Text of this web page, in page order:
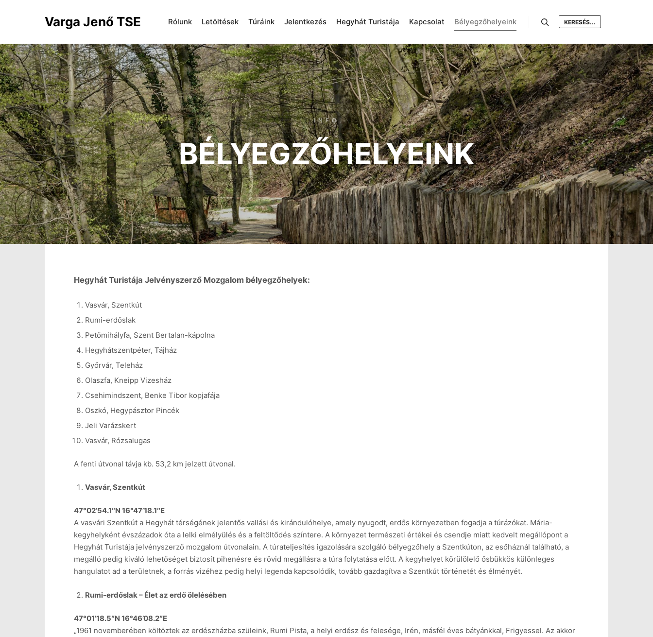
Varga Jenő TSE Rólunk Letöltések Túráink Jelentkezés Hegyhát Turistája Kapcsolat Bélyegzőhelyeink KERESÉS...
INFO
BÉLYEGZŐHELYEINK
Hegyhát Turistája Jelvényszerző Mozgalom bélyegzőhelyek:
Vasvár, Szentkút
Rumi-erdőslak
Petőmihályfa, Szent Bertalan-kápolna
Hegyhátszentpéter, Tájház
Győrvár, Teleház
Olaszfa, Kneipp Vizesház
Csehimindszent, Benke Tibor kopjafája
Oszkó, Hegypásztor Pincék
Jeli Varázskert
Vasvár, Rózsalugas
A fenti útvonal távja kb. 53,2 km jelzett útvonal.
Vasvár, Szentkút
47°02’54.1″N 16°47’18.1″E
A vasvári Szentkút a Hegyhát térségének jelentős vallási és kirándulóhelye, amely nyugodt, erdős környezetben fogadja a túrázókat. Mária-
kegyhelyként évszázadok óta a lelki elmélyülés és a feltöltődés színtere. A környezet természeti értékei és csendje miatt kedvelt megállópont a
Hegyhát Turistája jelvényszerző mozgalom útvonalain. A túrateljesítés igazolására szolgáló bélyegzőhely a Szentkúton, az esőháznál található, a
megálló pedig kiváló lehetőséget biztosít pihenésre és rövid megállásra a túra folytatása előtt. A kegyhelyet körülölelő ősbükkös különleges
hangulatot ad a területnek, a forrás vizéhez pedig helyi legenda kapcsolódik, tovább gazdagítva a Szentkút történetét és élményét.
Rumi-erdőslak – Élet az erdő ölelésében
47°01’18.5″N 16°46’08.2″E
„1961 novemberében költöztek az erdészházba szüleink, Rumi Pista, a helyi erdész és felesége, Irén, másfél éves bátyánkkal, Frigyessel. Az akkor